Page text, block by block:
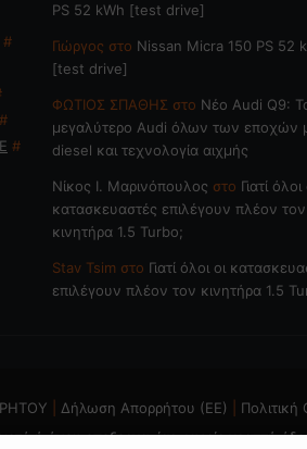
#
#
#
PS 52 kWh [test drive]
Γιώργος στο Nissan Micra 150 PS 52
[test drive]
ΦΩΤΙΟΣ ΣΠΑΘΗΣ στο Νέο Audi Q9:
μεγαλύτερο Audi όλων των εποχών
diesel και τεχνολογία αιχμής
Nίκος Ι. Mαρινόπουλος στο Γιατί όλοι
κατασκευαστές επιλέγουν πλέον τον
κινητήρα 1.5 Turbo;
Stav Tsim στο Γιατί όλοι οι
επιλέγουν πλέον τον κινητήρα 1.5
Δήλωση Απορρήτου (ΕΕ)
ή άνευ επεξεργασίας, χωρίς γραπτή